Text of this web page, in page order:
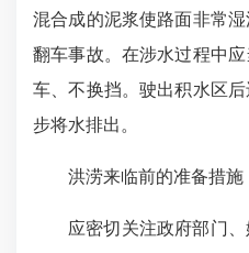
混合成的泥浆使路面非常
翻车事故。在涉水过程中
车、不换挡。驶出积水区
步将水排出。
洪涝来临前的准备措施
应密切关注政府部门